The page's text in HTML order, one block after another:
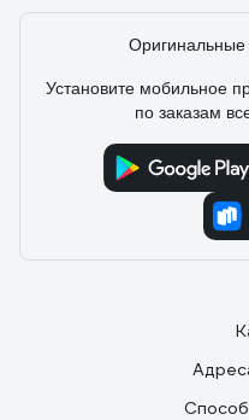
Оригинальные
Установите мобильное
по заказам